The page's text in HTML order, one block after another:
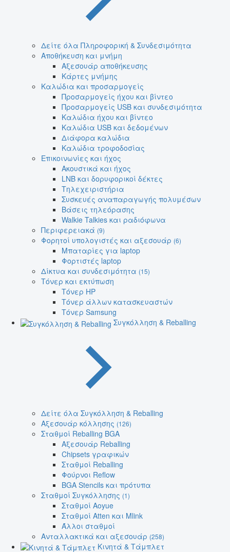
Δείτε όλα Πληροφορική & Συνδεσιμότητα
Αποθήκευση και μνήμη
Αξεσουάρ αποθήκευσης
Κάρτες μνήμης
Καλώδια και προσαρμογείς
Προσαρμογείς ήχου και βίντεο
Προσαρμογείς USB και συνδεσιμότητα
Καλώδια ήχου και βίντεο
Καλώδια USB και δεδομένων
Διάφορα καλώδια
Καλώδια τροφοδοσίας
Επικοινωνίες και ήχος
Ακουστικά και ήχος
LNB και δορυφορικοί δέκτες
Τηλεχειριστήρια
Συσκευές αναπαραγωγής πολυμέσων
Βάσεις τηλεόρασης
Walkie Talkies και ραδιόφωνα
Περιφερειακά (9)
Φορητοί υπολογιστές και αξεσουάρ (6)
Μπαταρίες για laptop
Φορτιστές laptop
Δίκτυα και συνδεσιμότητα (15)
Τόνερ και εκτύπωση
Τόνερ HP
Τόνερ άλλων κατασκευαστών
Τόνερ Samsung
Συγκόλληση & Reballing
Δείτε όλα Συγκόλληση & Reballing
Αξεσουάρ κόλλησης (126)
Σταθμοί Reballing BGA
Αξεσουάρ Reballing
Chipsets γραφικών
Σταθμοί Reballing
Φούρνοι Reflow
BGA Stencils και πρότυπα
Σταθμοί Συγκόλλησης (1)
Σταθμοί Aoyue
Σταθμοί Atten και Mlink
Άλλοι σταθμοί
Ανταλλακτικά και αξεσουάρ (258)
Κινητά & Τάμπλετ